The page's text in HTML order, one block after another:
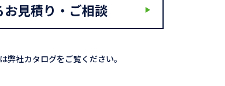
見積り・ご相談
社カタログをご覧ください。